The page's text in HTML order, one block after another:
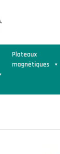
Plateaux
magnétiques